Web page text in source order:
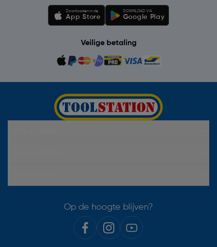
Downloaden in de
App Store
DOWNLOAD VIA
Google Play
Veilige betaling
Op de hoogte blijven?